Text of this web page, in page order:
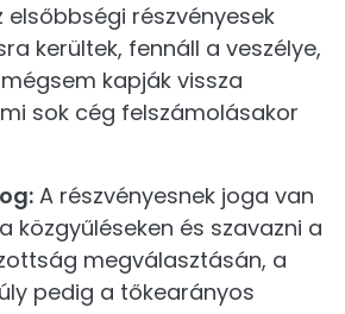
elsőbbségi részvényesek
kerültek, fennáll a veszélye,
kapják vissza
sok cég felszámolásakor
A részvényesnek joga van
közgyűléseken és szavazni a
megválasztásán, a
pedig a tőkearányos